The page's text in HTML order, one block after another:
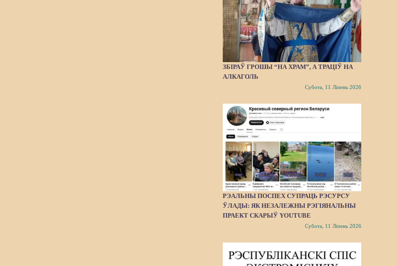
ЗБІРАЎ ГРОШЫ “НА ХРАМ”, А ТРАЦІЎ НА
АЛКАГОЛЬ
Субота, 11 Ліпень 2026
РЭАЛЬНЫ ПОСПЕХ СУПРАЦЬ РЭСУРСУ
ЎЛАДЫ: ЯК НЕЗАЛЕЖНЫ РЭГІЯНАЛЬНЫ
ПРАЕКТ СКАРЫЎ YOUTUBE
Субота, 11 Ліпень 2026